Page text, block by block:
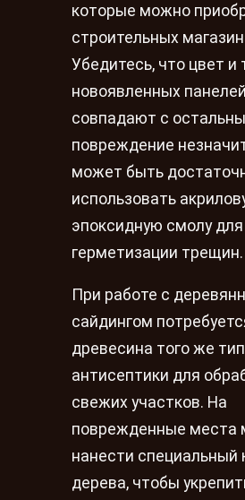
которые можно
строительных
Убедитесь, что цвет и
новоявленных панелей
совпадают с
повреждение
может быть
использовать
эпоксидную смолу для
герметизации трещин.
При работе с
сайдингом
древесина того же
антисептики для
свежих участков. На
поврежденные места
нанести специальный
дерева, чтобы